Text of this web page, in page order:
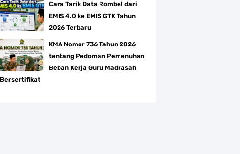
Cara Tarik Data Rombel dari
EMIS 4.0 ke EMIS GTK Tahun
2026 Terbaru
KMA Nomor 736 Tahun 2026
tentang Pedoman Pemenuhan
Beban Kerja Guru Madrasah
Bersertifikat